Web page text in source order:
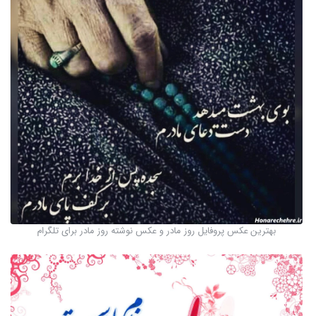
بهترین عکس پروفایل روز مادر و عکس نوشته روز مادر برای تلگرام